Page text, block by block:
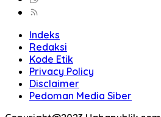
Indeks
Redaksi
Kode Etik
Privacy Policy
Disclaimer
Pedoman Media Siber